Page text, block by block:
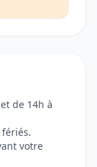
de 14h à
votre